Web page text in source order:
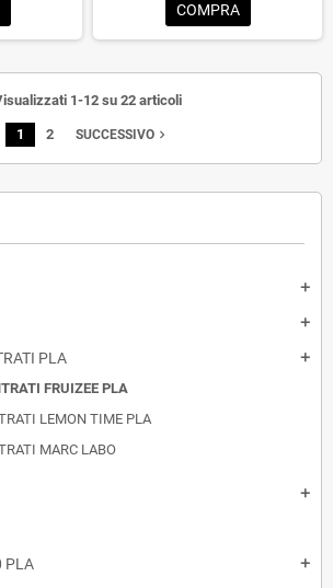
add
add
PLA add
FRUIZEE PLA
LEMON TIME PLA
MARC LABO
add
PLA
add
COMPRA
1-12 su 22 articoli
1 2 SUCCESSIVO navigate_next